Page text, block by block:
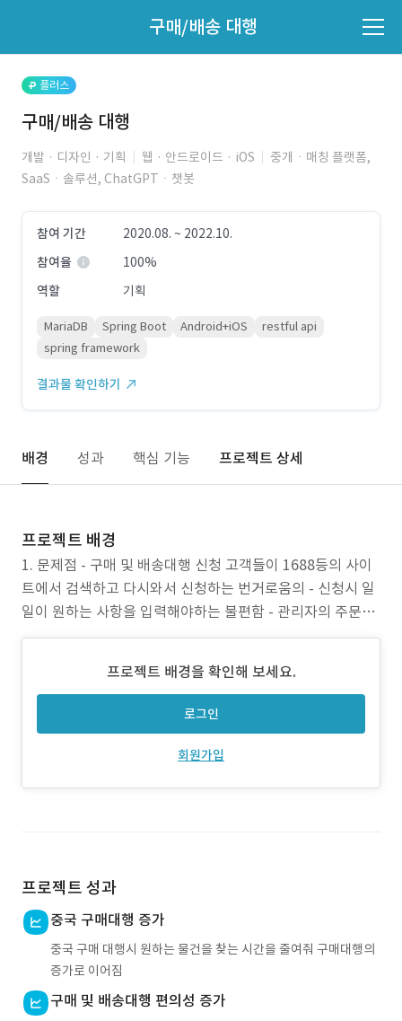
구매/배송 대행
플러스
구매/배송 대행
개발 · 디자인 · 기획 웹 · 안드로이드 · iOS
중개ㆍ매칭 플랫폼,
SaaSㆍ솔루션, ChatGPTㆍ챗봇
참여 기간
2020.08. ~ 2022.10.
참여율
100%
역할
기획
MariaDB Spring Boot Android+iOS
restful api
spring framework
결과물 확인하기
배경 성과 핵심 기능 프로젝트 상세
프로젝트 배경
1. 문제점 - 구매 및 배송대행 신청 고객들이 1688등의 사이
트에서 검색하고 다시와서 신청하는 번거로움의 - 신청시 일
일이 원하는 사항을 입력해야하는 불편함 - 관리자의 주문처
리를 엑셀로 하는 불편한 개선 - 관리자가 견적을 보낼시 통
대 - 관리자 견적의 효율성 증가 - 결제 및 환불 프로세서
프로젝트 배경을 확인해 보세요.
로그인
회원가입
프로젝트 성과
중국 구매대행 증가
중국 구매 대행시 원하는 물건을 찾는 시간을 줄여줘 구매대행의
증가로 이어짐
구매 및 배송대행 편의성 증가